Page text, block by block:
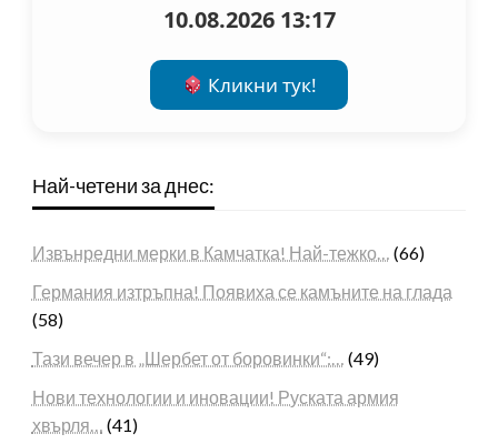
10.08.2026 13:17
Кликни тук!
Най-четени за днес:
Извънредни мерки в Камчатка! Най-тежко… (66)
Германия изтръпна! Появиха се камъните на глада
(58)
Тази вечер в „Шербет от боровинки“:… (49)
Нови технологии и иновации! Руската армия
хвърля… (41)